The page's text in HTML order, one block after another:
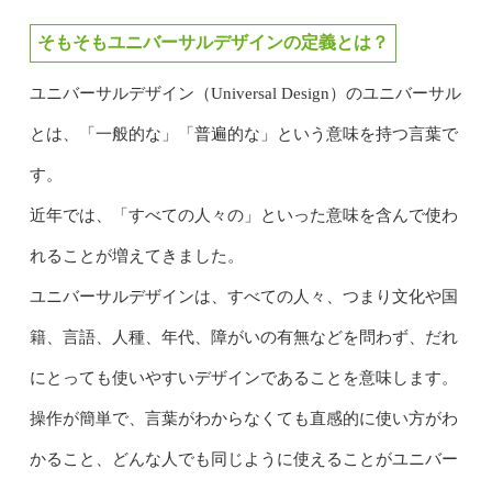
そもそもユニバーサルデザインの定義とは？
ユニバーサルデザイン（Universal Design）のユニバーサル
とは、「一般的な」「普遍的な」という意味を持つ言葉で
す。
近年では、「すべての人々の」といった意味を含んで使わ
れることが増えてきました。
ユニバーサルデザインは、すべての人々、つまり文化や国
籍、言語、人種、年代、障がいの有無などを問わず、だれ
にとっても使いやすいデザインであることを意味します。
操作が簡単で、言葉がわからなくても直感的に使い方がわ
かること、どんな人でも同じように使えることがユニバー